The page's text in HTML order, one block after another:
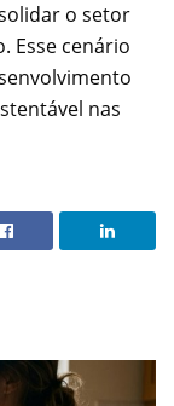
o setor
Esse cenário
nas